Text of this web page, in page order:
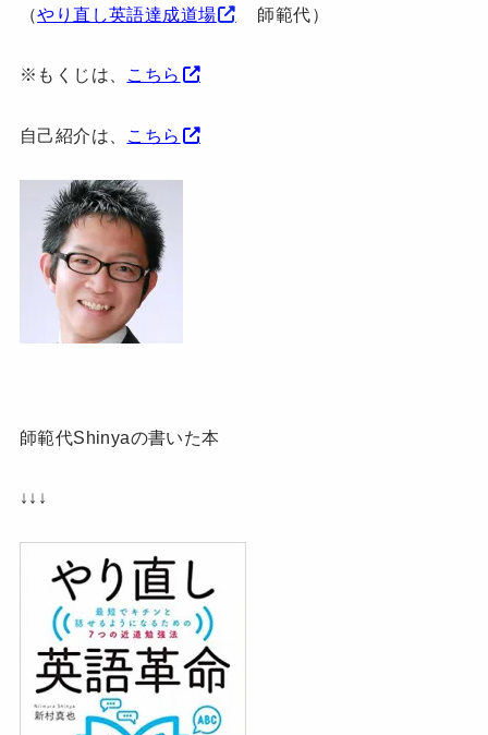
（やり直し英語達成道場 師範代）
※もくじは、 こちら
自己紹介は、 こちら
師範代Shinyaの書いた本
↓↓↓